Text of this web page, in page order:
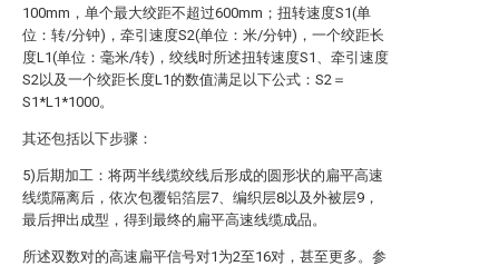
100mm，单个最大绞距不超过600mm；扭转速度S1(单
位：转/分钟)，牵引速度S2(单位：米/分钟)，一个绞距长
度L1(单位：毫米/转)，绞线时所述扭转速度S1、牵引速度
S2以及一个绞距长度L1的数值满足以下公式：S2＝
S1*L1*1000。
其还包括以下步骤：
5)后期加工：将两半线缆绞线后形成的圆形状的扁平高速
线缆隔离后，依次包覆铝箔层7、编织层8以及外被层9，
最后押出成型，得到最终的扁平高速线缆成品。
所述双数对的高速扁平信号对1为2至16对，甚至更多。参